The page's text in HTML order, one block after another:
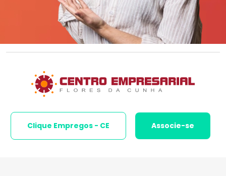
Clique Empregos - CE Associe-se